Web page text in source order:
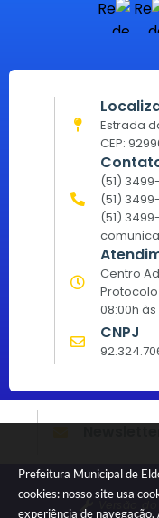
Prefeitura Municipal de
cookies: nosso site usa
experiência de
Estrada
CEP:
(51)
(51)
(51)
Centro
08:00h às
CNPJ
Versão